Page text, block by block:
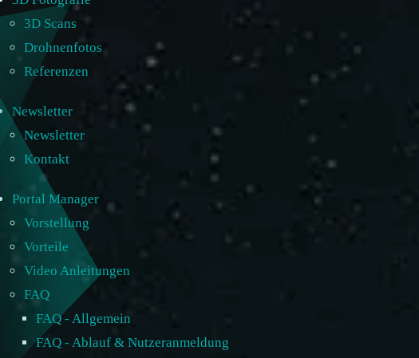
3D Scans
Drohnenfotos
Referenzen
Newsletter
Newsletter
Kontakt
Portal Manager
Vorstellung
Vorteile
Video Anleitungen
FAQ
FAQ - Allgemein
FAQ - Ablauf & Nutzeranmeldung